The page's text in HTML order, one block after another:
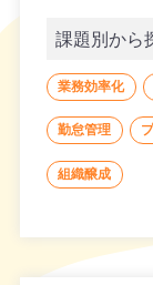
課題別から
業務効率化
勤怠管理
組織醸成